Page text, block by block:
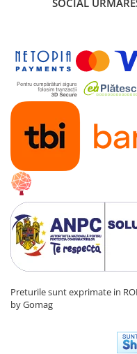
SOCIAL
Preturile sunt exprimate in
by Gomag